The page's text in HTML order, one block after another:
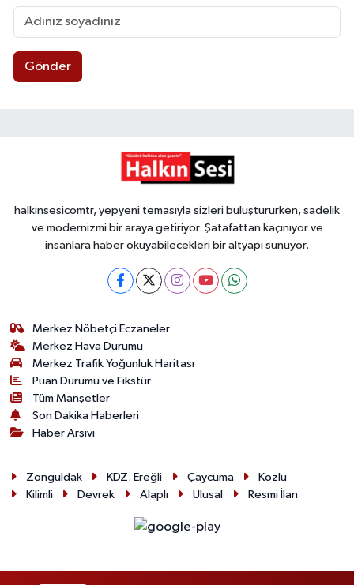
Gönder
halkinsesicomtr, yepyeni temasıyla sizleri buluştururken, sadelik
ve modernizmi bir araya getiriyor. Şatafattan kaçınıyor ve
insanlara haber okuyabilecekleri bir altyapı sunuyor.
Merkez Nöbetçi Eczaneler
Merkez Hava Durumu
Merkez Trafik Yoğunluk Haritası
Puan Durumu ve Fikstür
Tüm Manşetler
Son Dakika Haberleri
Haber Arşivi
Zonguldak KDZ. Ereğli Çaycuma
Kozlu
Kilimli
Devrek Alaplı Ulusal Resmi İlan